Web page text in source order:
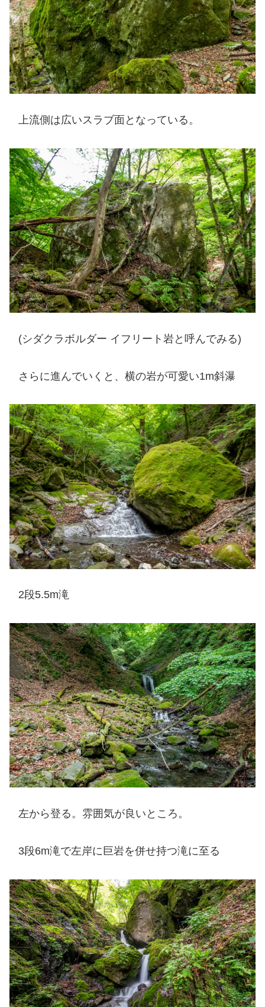
上流側は広いスラブ面となっている。
(シダクラボルダー イフリート岩と呼んでみる)
さらに進んでいくと、横の岩が可愛い1m斜瀑
2段5.5m滝
左から登る。雰囲気が良いところ。
3段6m滝で左岸に巨岩を併せ持つ滝に至る